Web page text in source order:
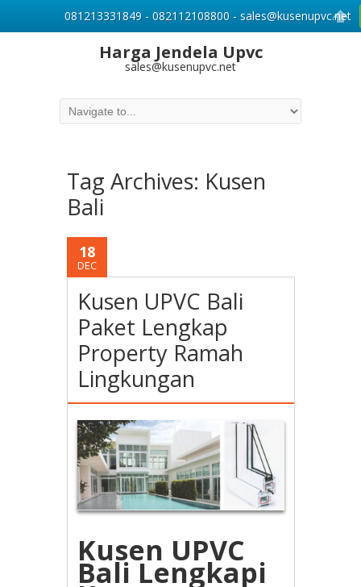
Harga Jendela Upvc
sales@kusenupvc.net
Tag Archives: Kusen
Bali
18
DEC
Kusen UPVC Bali
Paket Lengkap
Property Ramah
Lingkungan
Kusen UPVC
Bali Lengkapi
081213331849 - 082112108800 - sales@kusenupvc.net